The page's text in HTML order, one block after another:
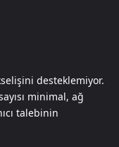
desteklemiyor.
minimal, ağ
talebinin